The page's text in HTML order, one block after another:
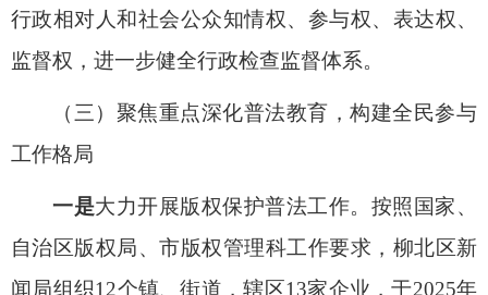
行政相对人和社会公众知情权、参与权、表达权、
监督权，进一步健全行政检查监督体系。
（三）聚焦重点深化普法教育，构建全民参与
工作格局
一是大力开展版权保护普法工作。按照国家、
自治区版权局、市版权管理科工作要求，柳北区新
闻局组织12个镇、街道，辖区13家企业，于2025年